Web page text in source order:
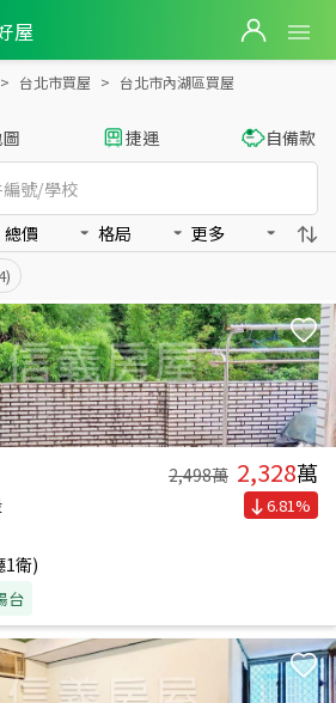
屋
區買房：公寓房屋物件出售、房價分析
台北市買屋 台北市內湖區買屋
捷運 自備款
總價 格局 更多
2,498萬 2,328萬
1衛)
台
6.81%